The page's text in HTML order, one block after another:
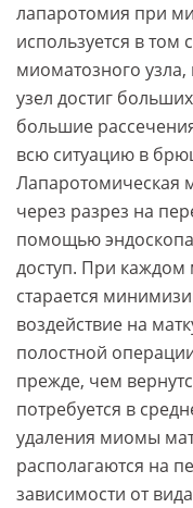
лапаротомия при
используется в том
миоматозного
узел достиг
большие
всю ситуацию в
Лапаротомическая
через разрез на
помощью
доступ. При
старается
воздействие на
полостной
прежде, чем
потребуется в
удаления миомы
располагаются на
зависимости от